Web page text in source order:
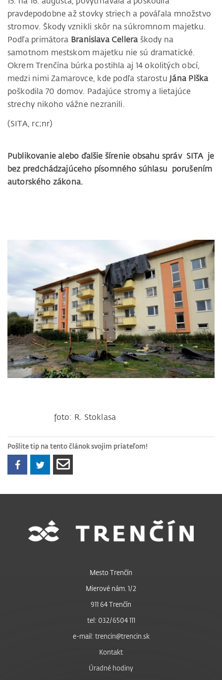
pravdepodobne až stovky striech a pováľala množstvo
stromov. Škody vznikli skôr na súkromnom majetku.
Podľa primátora Branislava Cellera škody na
samotnom mestskom majetku nie sú dramatické.
Okrem Trenčína búrka postihla aj 14 okolitých obcí,
medzi nimi Zamarovce, kde podľa starostu Jána Plška
poškodila 70 domov. Padajúce stromy a lietajúce
strechy nikoho vážne nezranili.
(SITA, rc;nr)
Publikovanie alebo ďalšie šírenie obsahu správ SITA je
bez predchádzajúceho písomného súhlasu porušením
autorského zákona.
foto: R. Stoklasa
Pošlite tip na tento článok svojim priateľom!
Mesto Trenčín
Mierové nám. 1/2
911 64 Trenčín
tel: 032/6504 111
e-mail: trencin@trencin.sk
Kontakt
Úradné hodiny